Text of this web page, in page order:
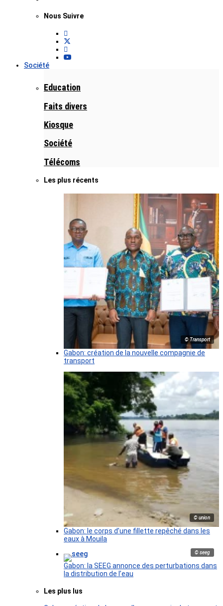
Nous Suivre
Société
Education
Faits divers
Kiosque
Société
Télécoms
Les plus récents
© Transport
Gabon: création de la nouvelle compagnie de
transport
© union
Gabon: le corps d’une fillette repêché dans les
eaux à Mouila
© seeg
Gabon: la SEEG annonce des perturbations dans
la distribution de l’eau
Les plus lus